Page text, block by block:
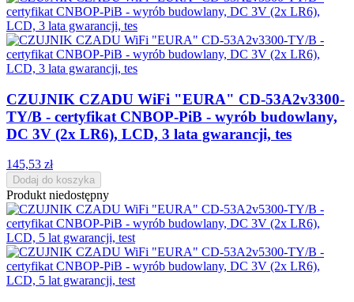
CZUJNIK CZADU WiFi "EURA" CD-53A2v3300-
TY/B - certyfikat CNBOP-PiB - wyrób budowlany,
DC 3V (2x LR6), LCD, 3 lata gwarancji, tes
145,53 zł
Dodaj do koszyka
Produkt niedostępny